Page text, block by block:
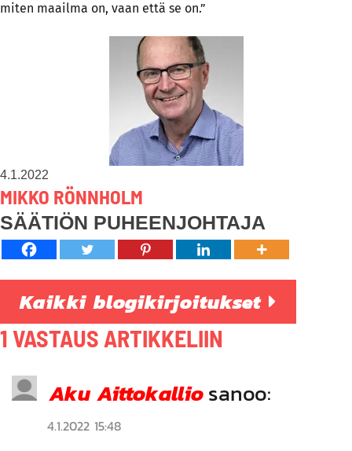
miten maailma on, vaan että se on.”
4.1.2022
MIKKO RÖNNHOLM
SÄÄTIÖN PUHEENJOHTAJA
Kaikki blogikirjoitukset
1 VASTAUS ARTIKKELIIN
Aku Aittokalliosanoo:
4.1.2022 15:48